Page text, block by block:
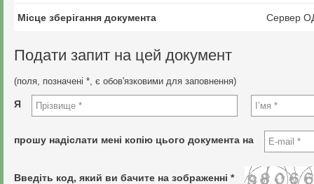
Місце зберігання документа Сервер
Подати запит на цей документ
(поля, позначені *, є обов'язковими для заповнення)
Я
прошу надіслати мені копію цього документа на
Введіть код, який ви бачите на зображенні *